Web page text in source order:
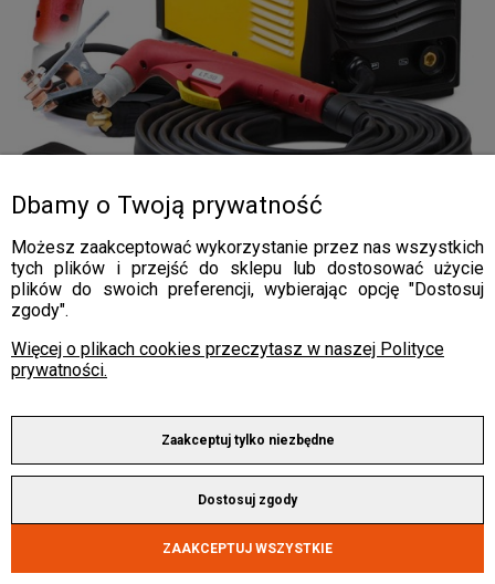
Przecinarka Plazmowa Cutter Magnum CUT 55
1 521,00 zł
1 690,00 zł
promocja
Dbamy o Twoją prywatność
Możesz zaakceptować wykorzystanie przez nas wszystkich
tych plików i przejść do sklepu lub dostosować użycie
plików do swoich preferencji, wybierając opcję "Dostosuj
zgody".
Więcej o plikach cookies przeczytasz w naszej Polityce
prywatności.
Zaakceptuj tylko niezbędne
Dostosuj zgody
ZAAKCEPTUJ WSZYSTKIE